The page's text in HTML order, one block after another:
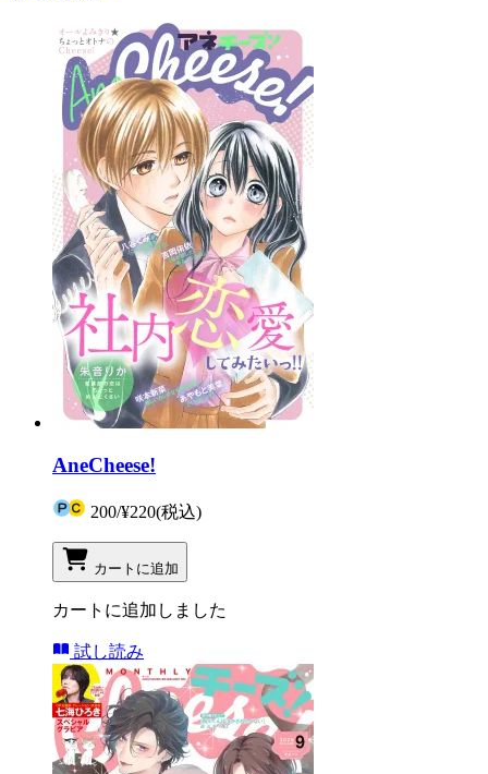
AneCheese!
200/¥220(税込)
カートに追加
カートに追加しました
試し読み